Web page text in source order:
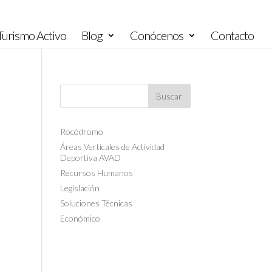
Activo Blog Conócenos Contacto
Rocódromo
Áreas Verticales de Actividad
Deportiva AVAD
Recursos Humanos
Legislación
Soluciones Técnicas
Económico